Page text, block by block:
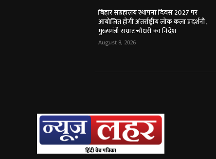
बिहार संग्रहालय स्थापना दिवस 2027 पर
आयोजित होगी अंतर्राष्ट्रीय लोक कला प्रदर्शनी,
मुख्यमंत्री सम्राट चौधरी का निर्देश
August 8, 2026